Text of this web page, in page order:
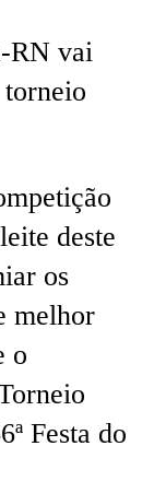
RN vai
deste
os
melhor
o
Festa do